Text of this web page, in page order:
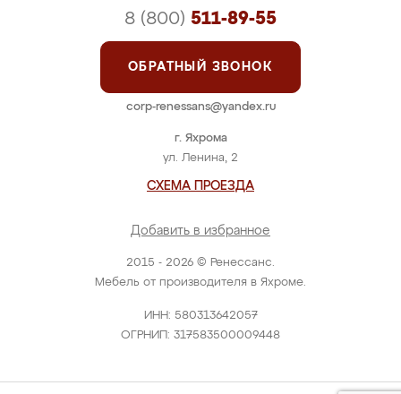
2015 - 2026 © Ренессанс.
Мебель от производителя в Яхроме.
ИНН: 580313642057
ОГРНИП: 317583500009448
г. Яхрома
ул. Ленина, 2
СХЕМА ПРОЕЗДА
Добавить в избранное
8 (800) 511-89-55
ОБРАТНЫЙ ЗВОНОК
corp-renessans@yandex.ru